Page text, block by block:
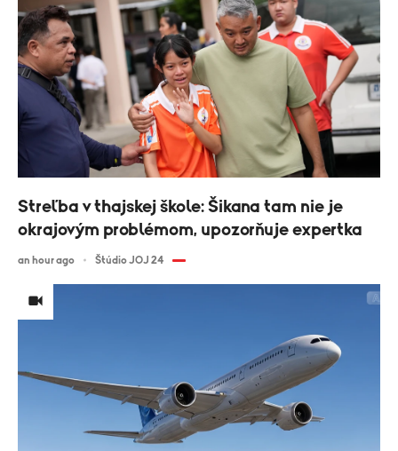
Streľba v thajskej škole: Šikana tam nie je
okrajovým problémom, upozorňuje expertka
an hour ago Štúdio JOJ 24